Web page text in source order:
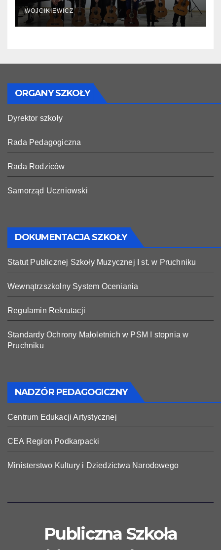
WOJCIKIEWICZ
ORGANY SZKOŁY
Dyrektor szkoły
Rada Pedagogiczna
Rada Rodziców
Samorząd Uczniowski
DOKUMENTACJA SZKOŁY
Statut Publicznej Szkoły Muzycznej I st. w Pruchniku
Wewnątrzszkolny System Oceniania
Regulamin Rekrutacji
Standardy Ochrony Małoletnich w PSM I stopnia w
Pruchniku
NADZÓR PEDAGOGICZNY
Centrum Edukacji Artystycznej
CEA Region Podkarpacki
Ministerstwo Kultury i Dziedzictwa Narodowego
Publiczna Szkoła